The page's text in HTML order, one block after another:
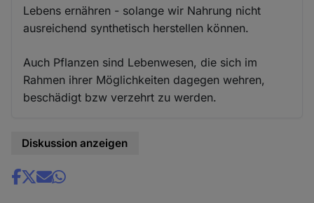
Lebens ernähren - solange wir Nahrung nicht
ausreichend synthetisch herstellen können.
Auch Pflanzen sind Lebenwesen, die sich im
Rahmen ihrer Möglichkeiten dagegen wehren,
beschädigt bzw verzehrt zu werden.
Diskussion anzeigen
Share